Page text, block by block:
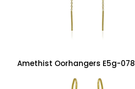
Amethist Oorhangers E5g-078